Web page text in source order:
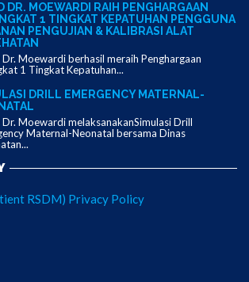
DR. MOEWARDI RAIH PENGHARGAAN
1 TINGKAT KEPATUHAN PENGGUNA
PENGUJIAN & KALIBRASI ALAT
Dr. Moewardi berhasil meraih Penghargaan
1 Tingkat Kepatuhan...
DRILL EMERGENCY MATERNAL-
Dr. Moewardi melaksanakanSimulasi Drill
Maternal-Neonatal bersama Dinas
RSDM) Privacy Policy